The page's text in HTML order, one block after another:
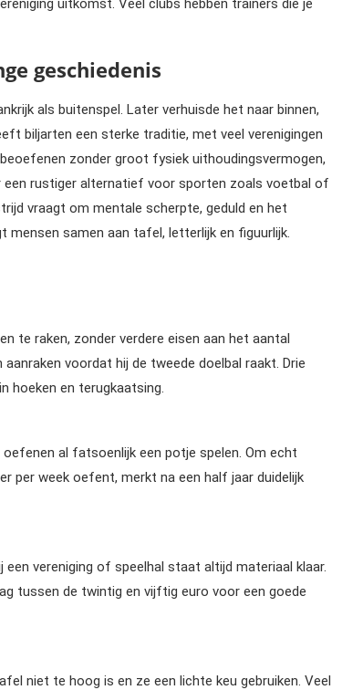
uitkomst. Veel clubs hebben trainers die je
geschiedenis
als buitenspel. Later verhuisde het naar binnen,
biljarten een sterke traditie, met veel verenigingen
zonder groot fysiek uithoudingsvermogen,
rustiger alternatief voor sporten zoals voetbal of
vraagt om mentale scherpte, geduld en het
mensen samen aan tafel, letterlijk en figuurlijk.
te raken, zonder verdere eisen aan het aantal
voordat hij de tweede doelbal raakt. Drie
hoeken en terugkaatsing.
al fatsoenlijk een potje spelen. Om echt
per week oefent, merkt na een half jaar duidelijk
vereniging of speelhal staat altijd materiaal klaar.
tussen de twintig en vijftig euro voor een goede
niet te hoog is en ze een lichte keu gebruiken. Veel